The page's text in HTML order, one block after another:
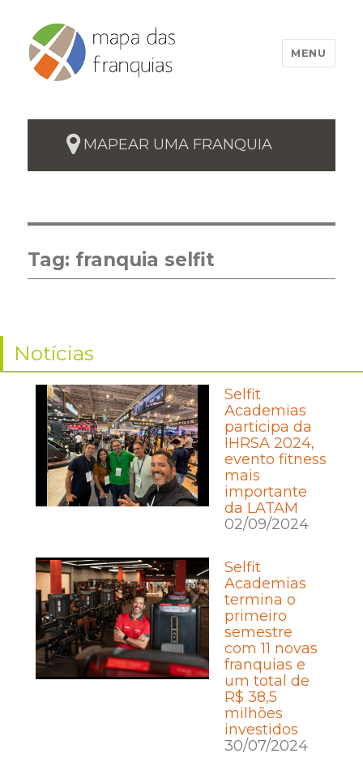
MENU
MAPEAR UMA FRANQUIA
Tag: franquia selfit
Notícias
Selfit
Academias
participa da
IHRSA 2024,
evento fitness
mais
importante
da LATAM
02/09/2024
Selfit
Academias
termina o
primeiro
semestre
com 11 novas
franquias e
um total de
R$ 38,5
milhões
investidos
30/07/2024